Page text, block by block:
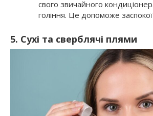
свого звичайного
гоління. Це допоможе
5. Сухі та сверблячі плями